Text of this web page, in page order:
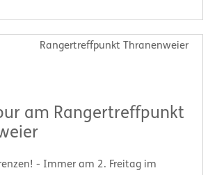
Rangertreffpunkt Thranenweier
am Rangertreffpunkt
- Immer am 2. Freitag im